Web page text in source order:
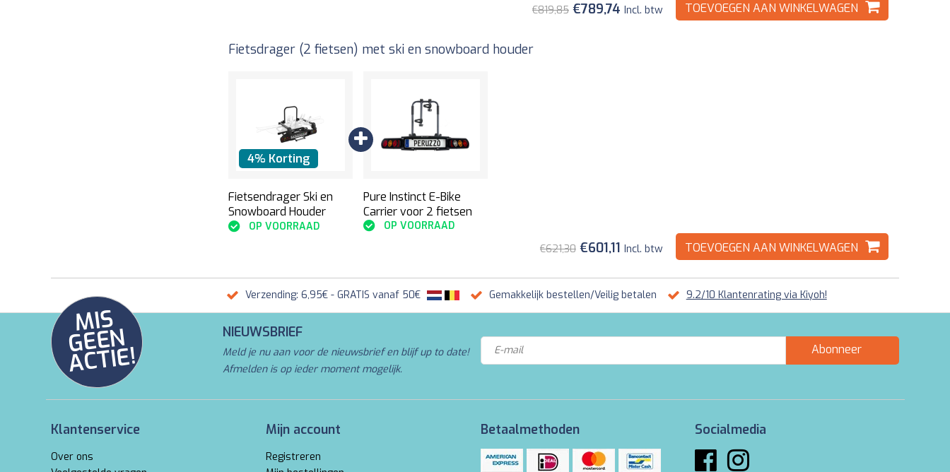
€819,85 €789,74 Incl. btw TOEVOEGEN AAN WINKELWAGEN
Fietsdrager (2 fietsen) met ski en snowboard houder
4% Korting
Fietsendrager Ski en
Snowboard Houder
OP VOORRAAD
Pure Instinct E-Bike
Carrier voor 2 fietsen
OP VOORRAAD
€621,30 €601,11 Incl. btw TOEVOEGEN AAN WINKELWAGEN
Verzending: 6,95€ - GRATIS vanaf 50€ Gemakkelijk bestellen/Veilig betalen 9.2/10 Klantenrating via Kiyoh!
MI
S
G
E
E
N
A
C
TI
E!
NIEUWSBRIEF
Meld je nu aan voor de nieuwsbrief en blijf up to date!
Afmelden is op ieder moment mogelijk.
Abonneer
Klantenservice
Over ons
Mijn account
Registreren
Betaalmethoden Socialmedia